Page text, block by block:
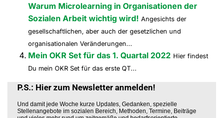
Warum Microlearning in Organisationen der
Sozialen Arbeit wichtig wird! Angesichts der
gesellschaftlichen, aber auch der gesetzlichen und
organisationalen Veränderungen...
Mein OKR Set für das 1. Quartal 2022 Hier findest
Du mein OKR Set für das erste QT...
P.S.: Hier zum Newsletter anmelden!
Und damit jede Woche kurze Updates, Gedanken, spezielle
Stellenangebote im sozialen Bereich, Methoden, Termine, Beiträge